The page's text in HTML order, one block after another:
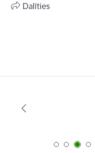
Dalīties